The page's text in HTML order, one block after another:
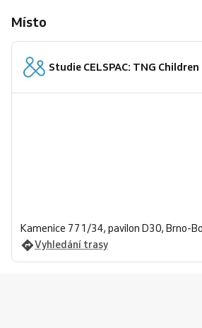
Místo
Studie CELSPAC: TNG Children
Kamenice 771/34, pavilon D30, Brno-
Vyhledání trasy